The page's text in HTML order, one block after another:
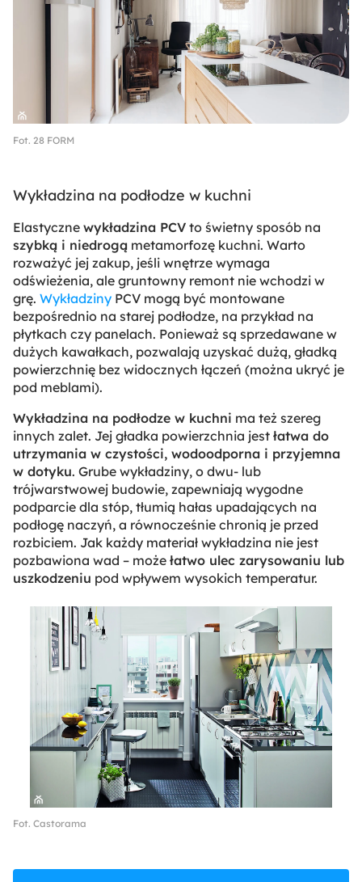
Fot. 28 FORM
Wykładzina na podłodze w kuchni
Elastyczne wykładzina PCV to świetny sposób na
szybką i niedrogą metamorfozę kuchni. Warto
rozważyć jej zakup, jeśli wnętrze wymaga
odświeżenia, ale gruntowny remont nie wchodzi w
grę. Wykładziny PCV mogą być montowane
bezpośrednio na starej podłodze, na przykład na
płytkach czy panelach. Ponieważ są sprzedawane w
dużych kawałkach, pozwalają uzyskać dużą, gładką
powierzchnię bez widocznych łączeń (można ukryć je
pod meblami).
Wykładzina na podłodze w kuchni ma też szereg
innych zalet. Jej gładka powierzchnia jest łatwa do
utrzymania w czystości, wodoodporna i przyjemna
w dotyku. Grube wykładziny, o dwu- lub
trójwarstwowej budowie, zapewniają wygodne
podparcie dla stóp, tłumią hałas upadających na
podłogę naczyń, a równocześnie chronią je przed
rozbiciem. Jak każdy materiał wykładzina nie jest
pozbawiona wad – może łatwo ulec zarysowaniu lub
uszkodzeniu pod wpływem wysokich temperatur.
Fot. Castorama